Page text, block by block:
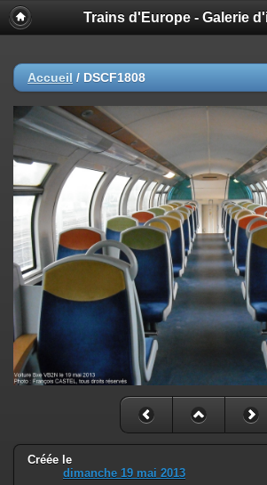
Trains d'Europe - Galerie
Accueil / DSCF1808
Créée le
dimanche 19 mai 2013